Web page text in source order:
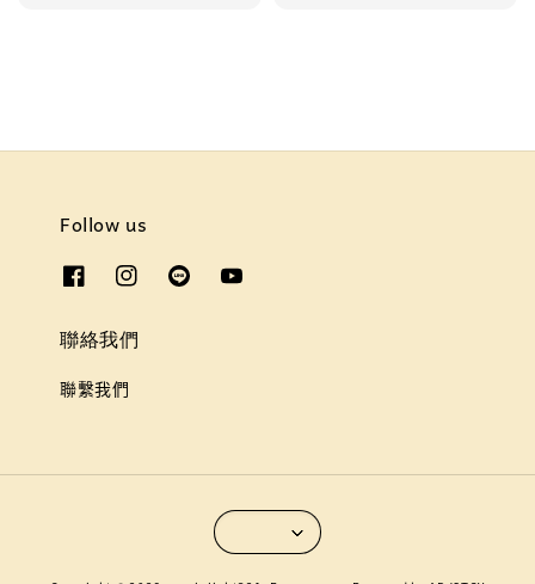
Follow us
聯絡我們
聯繫我們